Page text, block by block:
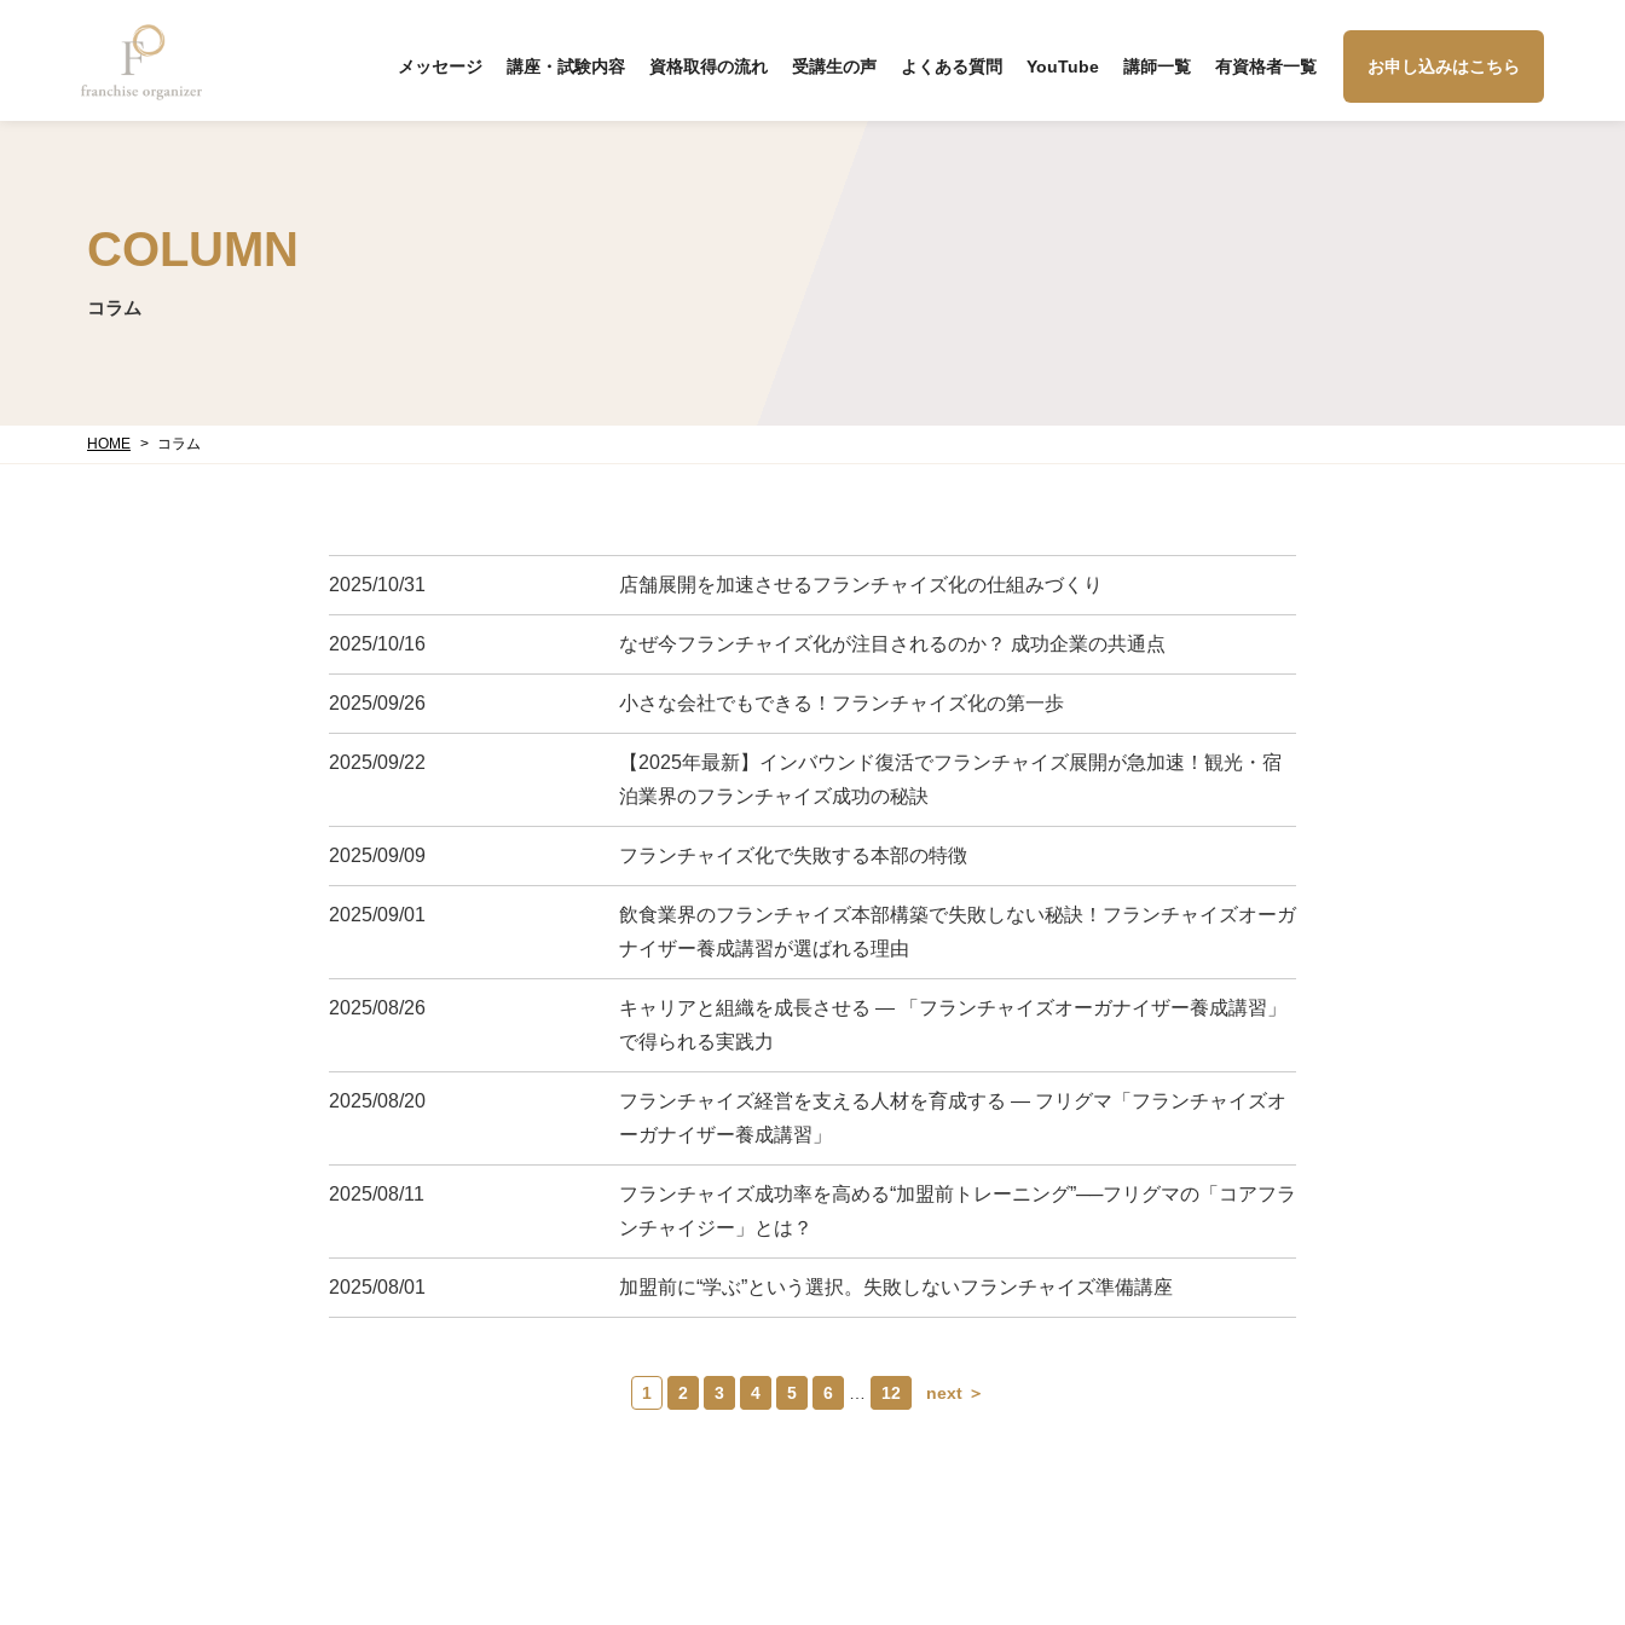
メッセージ 講座・試験内容 資格取得の流れ 受講生の声 よくある質問 YouTube 講師一覧 有資格者一覧 お申し込みはこちら
COLUMN
コラム
HOME コラム
2025/10/31 店舗展開を加速させるフランチャイズ化の仕組みづくり
2025/10/16 なぜ今フランチャイズ化が注目されるのか？ 成功企業の共通点
2025/09/26 小さな会社でもできる！フランチャイズ化の第一歩
2025/09/22
【2025年最新】インバウンド復活でフランチャイズ展開が急加速！観光・宿
泊業界のフランチャイズ成功の秘訣
2025/09/09 フランチャイズ化で失敗する本部の特徴
2025/09/01
飲食業界のフランチャイズ本部構築で失敗しない秘訣！フランチャイズオーガ
ナイザー養成講習が選ばれる理由
2025/08/26
キャリアと組織を成長させる ― 「フランチャイズオーガナイザー養成講習」
で得られる実践力
2025/08/20
フランチャイズ経営を支える人材を育成する ― フリグマ「フランチャイズオ
ーガナイザー養成講習」
2025/08/11
フランチャイズ成功率を高める“加盟前トレーニング”──フリグマの「コアフラ
ンチャイジー」とは？
2025/08/01 加盟前に“学ぶ”という選択。失敗しないフランチャイズ準備講座
1 2 3 4 5 6 12 next ＞